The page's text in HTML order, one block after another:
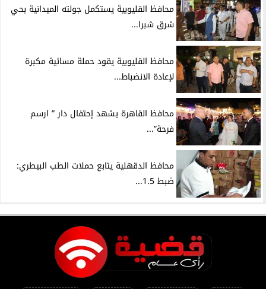
محافظ القليوبية يستكمل جولته الميدانية بحي
شرق شبرا...
محافظ القليوبية يقود حملة مسائية مكبرة
لإعادة الانضباط...
محافظ القاهرة يشهد إحتفال دار ” ارسم
فرحة”...
محافظ الدقهلية يتابع حملات الطب البيطري:
ضبط 1.5...